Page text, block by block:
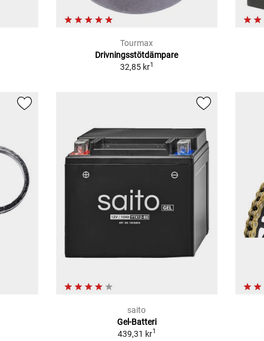
Tourmax
Drivningsstötdämpare
32,85 kr1
saito
Gel-Batteri
439,31 kr1